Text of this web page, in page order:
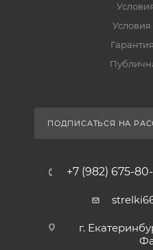
Условия
ПОДПИСАТЬСЯ НА
+7 (982) 675-
г.